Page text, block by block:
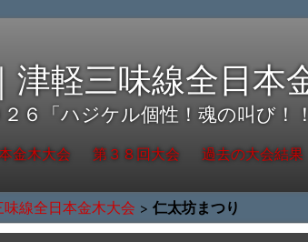
津軽三味線全日本
６「ハジケル個性！魂の叫び！
金木大会 第３８回大会 過去の大会結果
味線全日本金木大会 > 仁太坊まつり